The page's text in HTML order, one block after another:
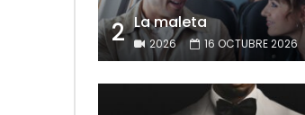
2 La maleta
2026 16 OCTUBRE 2026